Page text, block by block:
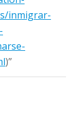
inmigrar-
)”